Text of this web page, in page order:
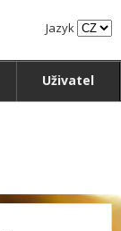
Jazyk
Uživatel